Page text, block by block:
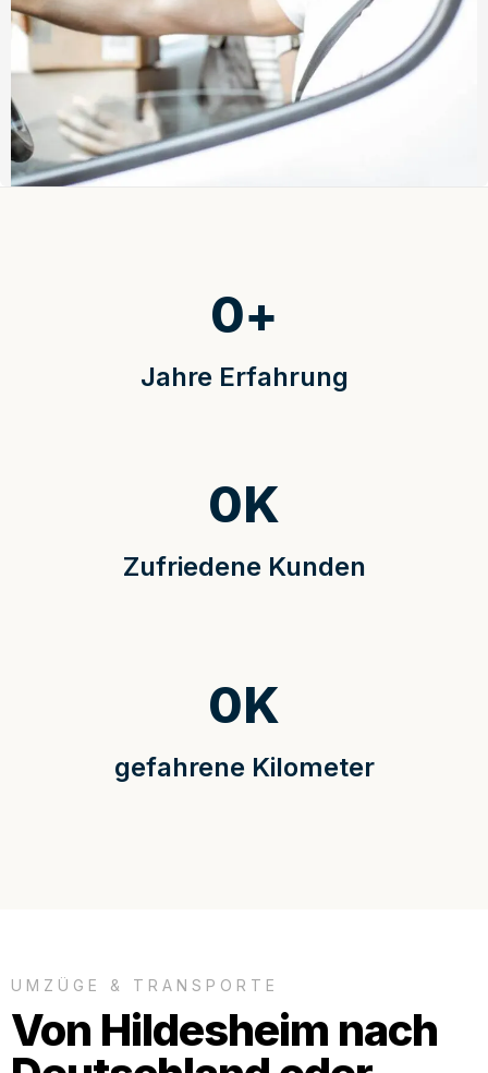
Jahre Erfahrung
0+
Zufriedene Kunden
0K
gefahrene Kilometer
0K
UMZÜGE & TRANSPORTE
Von Hildesheim nach